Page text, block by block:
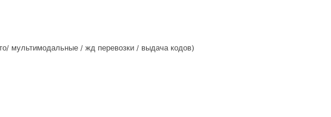
мультимодальные / жд перевозки / выдача кодов)